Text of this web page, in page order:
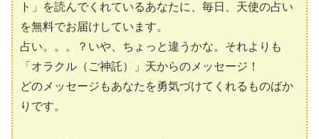
ト」を読んでくれているあなたに、毎日、天使の占い
を無料でお届けしています。
占い。。。？いや、ちょっと違うかな。それよりも
「オラクル（ご神託）」天からのメッセージ！
どのメッセージもあなたを勇気づけてくれるものばか
りです。